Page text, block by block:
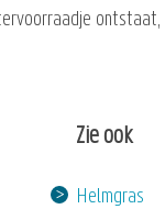
ontstaat,
Zie ook
Helmgras